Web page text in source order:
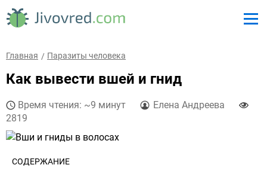
Главная Паразиты человека
Как вывести вшей и гнид
Время чтения: ~9 минут
Елена Андреева
2819
СОДЕРЖАНИЕ